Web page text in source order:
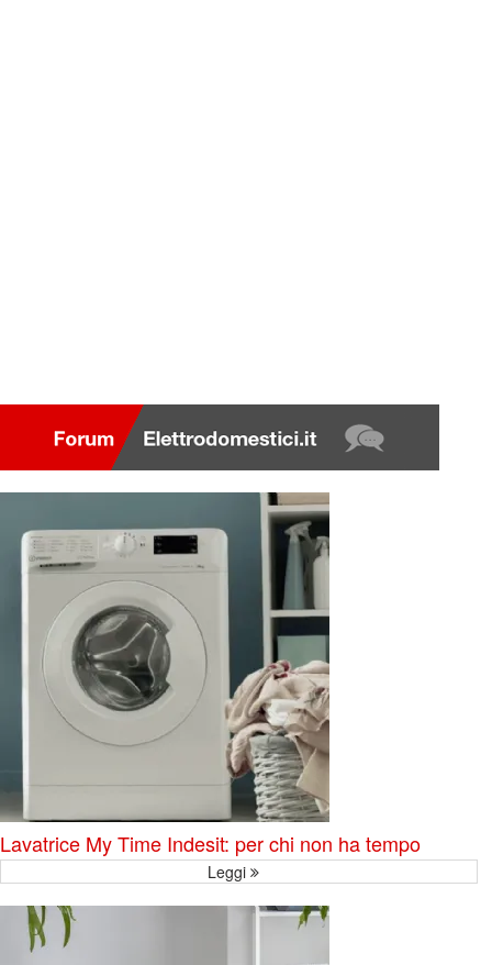
Lavatrice My Time Indesit: per chi non ha tempo
Leggi